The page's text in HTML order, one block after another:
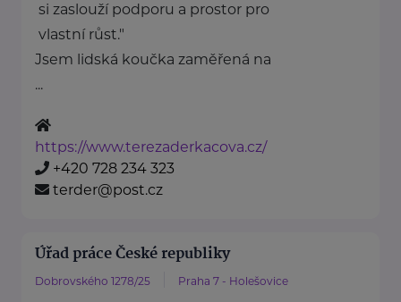
si zaslouží podporu a prostor pro
vlastní růst."
Jsem lidská koučka zaměřená na
...
https://www.terezaderkacova.cz/
+420 728 234 323
terder@post.cz
Úřad práce České republiky
Dobrovského 1278/25 Praha 7 - Holešovice